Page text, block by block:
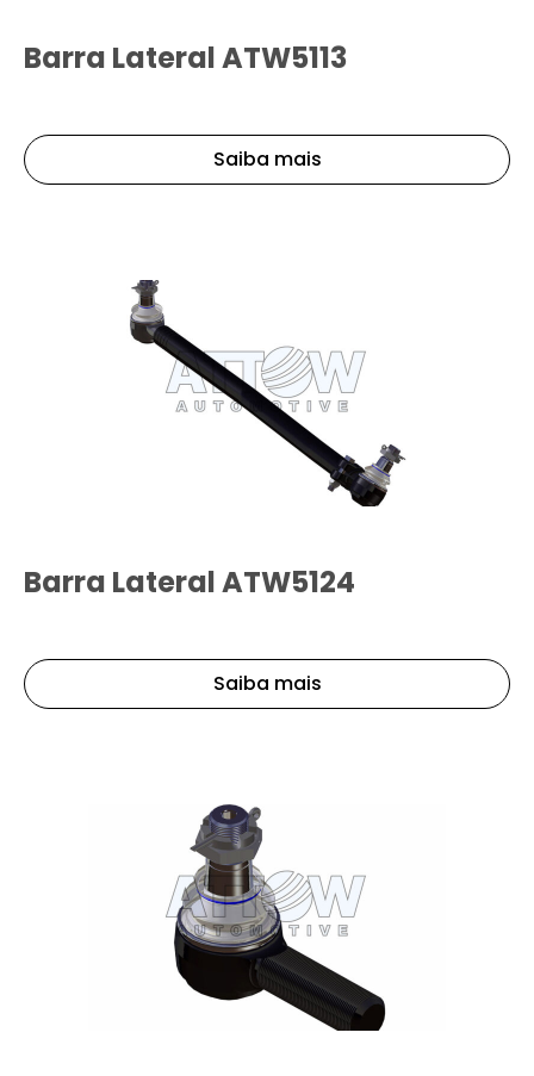
Barra Lateral ATW5113
Saiba mais
Barra Lateral ATW5124
Saiba mais